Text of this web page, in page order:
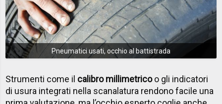
Pneumatici usati, occhio al battistrada
Strumenti come il calibro millimetricoo gli indicatori
di usura integrati nella scanalatura rendono facile una